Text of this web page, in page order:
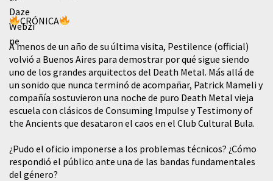
CRÓNICA
A menos de un año de su última visita, Pestilence (official)
volvió a Buenos Aires para demostrar por qué sigue siendo
uno de los grandes arquitectos del Death Metal. Más allá de
un sonido que nunca terminó de acompañar, Patrick Mameli y
compañía sostuvieron una noche de puro Death Metal vieja
escuela con clásicos de Consuming Impulse y Testimony of
the Ancients que desataron el caos en el Club Cultural Bula.
¿Pudo el oficio imponerse a los problemas técnicos? ¿Cómo
respondió el público ante una de las bandas fundamentales
del género?